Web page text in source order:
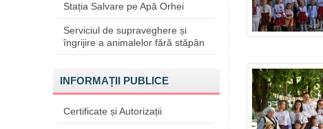
Stația Salvare pe Apă Orhei
Serviciul de supraveghere și
îngrijire a animalelor fără stăpân
INFORMAȚII PUBLICE
Certificate și Autorizații